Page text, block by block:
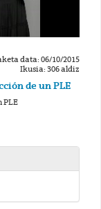
data: 06/10/2015
Ikusia: 306 aldiz
de un PLE
PLE